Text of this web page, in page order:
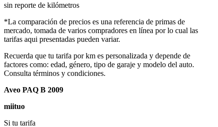
sin reporte de kilómetros
*La comparación de precios es una referencia de primas de
mercado, tomada de varios compradores en línea por lo cual las
tarifas aqui presentadas pueden variar.
Recuerda que tu tarifa por km es personalizada y depende de
factores como: edad, género, tipo de garaje y modelo del auto.
Consulta términos y condiciones.
Aveo PAQ B 2009
miituo
Si tu tarifa